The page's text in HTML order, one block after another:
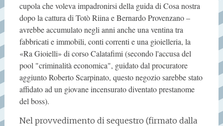
cupola che voleva impadronirsi della guida di Cosa nostra
dopo la cattura di Totò Riina e Bernardo Provenzano –
avrebbe accumulato negli anni anche una ventina tra
fabbricati e immobili, conti correnti e una gioielleria, la
«Ra Gioielli» di corso Calatafimi (secondo l'accusa del
pool "criminalità economica", guidato dal procuratore
aggiunto Roberto Scarpinato, questo negozio sarebbe stato
affidato ad un giovane incensurato diventato prestanome
del boss).
Nel provvedimento di sequestro (firmato dalla